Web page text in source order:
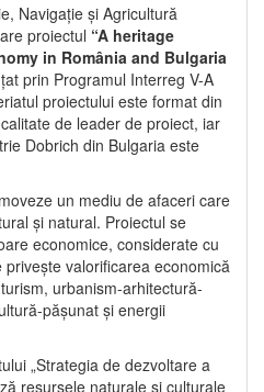
Navigație și Agricultură
proiectul “A heritage
in România and Bulgaria
prin Programul Interreg V-A
proiectului este format din
de leader de proiect, iar
Dobrich din Bulgaria este
un mediu de afaceri care
și natural. Proiectul se
economice, considerate cu
valorificarea economică
urbanism-arhitectură-
pășunat și energii
„Strategia de dezvoltare a
resursele naturale și culturale